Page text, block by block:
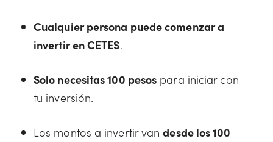
Cualquier persona puede comenzar a
invertir en CETES.
Solo necesitas 100 pesos para iniciar con
tu inversión.
Los montos a invertir vandesde los 100